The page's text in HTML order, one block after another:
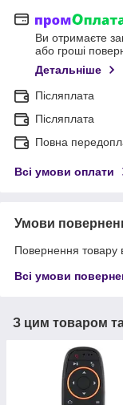
Ви отримаєте
або гроші
Детальніше
Післяплата
Післяплата
Повна
Всі умови оплати
Умови
Повернення товару
Всі умови
З цим товаром